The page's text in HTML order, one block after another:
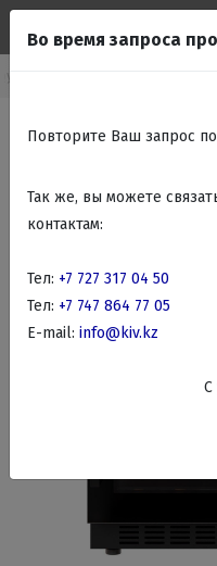
бытовая техника
Во время запроса
Повторите Ваш запрос
Так же, вы можете
контактам:
Тел: +7 727 317 04 50
Тел: +7 747 864 77 05
E-mail: info@kiv.kz